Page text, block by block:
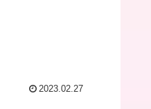
2023.02.27